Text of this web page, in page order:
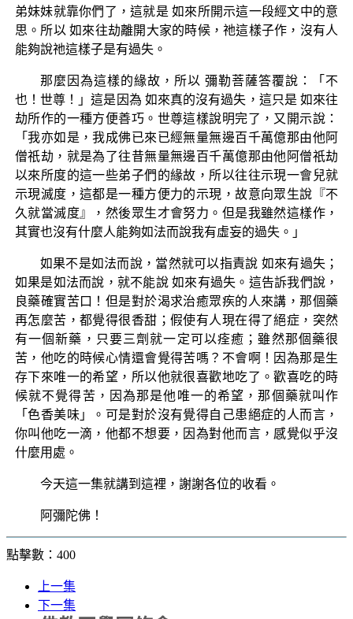
弟妹妹就靠你們了，這就是 如來所開示這一段經文中的意
思。所以 如來往劫離開大家的時候，祂這樣子作，沒有人
能夠說祂這樣子是有過失。
那麼因為這樣的緣故，所以 彌勒菩薩答覆說：「不
也！世尊！」這是因為 如來真的沒有過失，這只是 如來往
劫所作的一種方便善巧。世尊這樣說明完了，又開示說：
「我亦如是，我成佛已來已經無量無邊百千萬億那由他阿
僧祇劫，就是為了往昔無量無邊百千萬億那由他阿僧祇劫
以來所度的這一些弟子們的緣故，所以往往示現一會兒就
示現滅度，這都是一種方便力的示現，故意向眾生說『不
久就當滅度』，然後眾生才會努力。但是我雖然這樣作，
其實也沒有什麼人能夠如法而說我有虛妄的過失。」
如果不是如法而說，當然就可以指責說 如來有過失；
如果是如法而說，就不能說 如來有過失。這告訴我們說，
良藥確實苦口！但是對於渴求治癒眾疾的人來講，那個藥
再怎麼苦，都覺得很香甜；假使有人現在得了絕症，突然
有一個新藥，只要三劑就一定可以痊癒；雖然那個藥很
苦，他吃的時候心情還會覺得苦嗎？不會啊！因為那是生
存下來唯一的希望，所以他就很喜歡地吃了。歡喜吃的時
候就不覺得苦，因為那是他唯一的希望，那個藥就叫作
「色香美味」。可是對於沒有覺得自己患絕症的人而言，
你叫他吃一滴，他都不想要，因為對他而言，感覺似乎沒
什麼用處。
今天這一集就講到這裡，謝謝各位的收看。
阿彌陀佛！
點擊數：400
上一集
下一集